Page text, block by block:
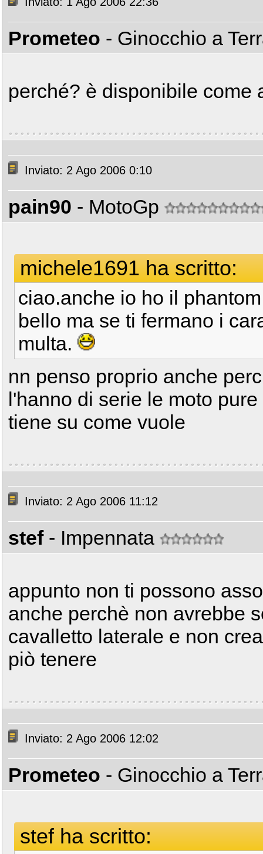
Prometeo - Ginocchio a
perché? è disponibile come
Inviato: 2 Ago 2006 0:10
pain90 - MotoGp
michele1691 ha scritto:
ciao.anche io ho il
bello ma se ti fermano i
multa.
nn penso proprio anche
l'hanno di serie le moto
tiene su come vuole
Inviato: 2 Ago 2006 11:12
stef - Impennata
appunto non ti possono
anche perchè non avrebbe
cavalletto laterale e non
piò tenere
Inviato: 2 Ago 2006 12:02
Prometeo - Ginocchio a
stef ha scritto: